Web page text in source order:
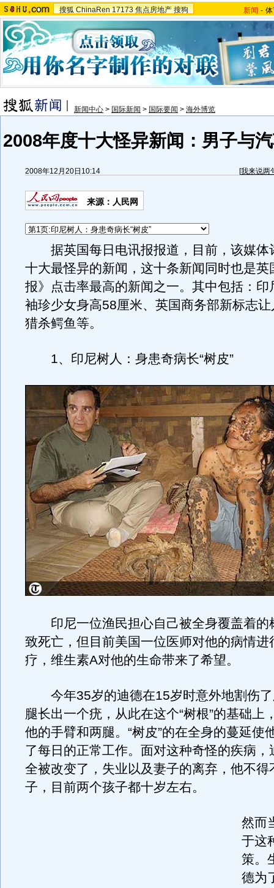
搜狐 ChinaRen 17173 焦点房地产 搜狗 新闻 -
新闻中心 > 国际新闻 > 国际要闻 > 海外博览
2008年度十大怪异新闻：男子与
2008年12月20日10:14 [我来说两
来源：人民网
据英国每日电讯报报道，目前，该媒体
十大最怪异的新闻，这十条新闻同时也是英
报》点击率最高的新闻之一。其中包括：印
袖珍少女身高58厘米、英国商务部新标志
猎杀鳄鱼等。
1、印尼树人：身患奇病长“树皮”
印尼一位渔民担心自己被全身覆盖着的
致死亡，但目前美国一位医师对他的病情进
疗，维生素A对他的生命带来了希望。
今年35岁的迪德在15岁时意外地割伤了
腿长出一个疣，从此在这个“树根”的基础上
他的手臂和两腿。“树皮”的在全身的蔓延使
了每日的正常工作。面对这种奇怪的疾病，
全被改变了，失业以及妻子的离弃，他不得
子，目前两个孩子都十岁左右。
然而
于这
策。
德为